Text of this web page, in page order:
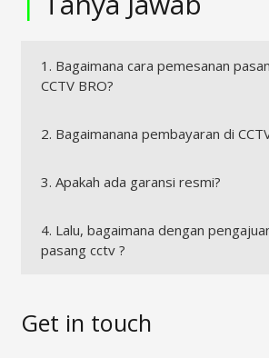
1. Bagaimana cara pemesanan
CCTV BRO?
2. Bagaimanana pembayaran di
3. Apakah ada garansi resmi?
4. Lalu, bagaimana dengan
pasang cctv ?
Get in touch